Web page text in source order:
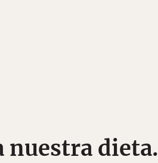
nuestra dieta.